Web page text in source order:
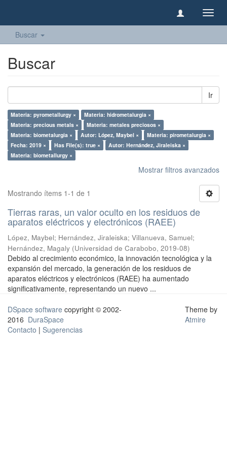
Buscar
Buscar
Ir
Materia: pyrometallurgy ×
Materia: hidrometalurgia ×
Materia: precious metals ×
Materia: metales preciosos ×
Materia: biometalurgia ×
Autor: López, Maybel ×
Materia: pirometalurgia ×
Fecha: 2019 ×
Has File(s): true ×
Autor: Hernández, Jiraleiska ×
Materia: biometallurgy ×
Mostrar filtros avanzados
Mostrando ítems 1-1 de 1
Tierras raras, un valor oculto en los residuos de
aparatos eléctricos y electrónicos (RAEE)
López, Maybel; Hernández, Jiraleiska; Villanueva, Samuel;
Hernández, Magaly (Universidad de Carabobo, 2019-08)
Debido al crecimiento económico, la innovación tecnológica y la
expansión del mercado, la generación de los residuos de
aparatos eléctricos y electrónicos (RAEE) ha aumentado
significativamente, representando un nuevo ...
DSpace software copyright © 2002-
2016 DuraSpace
Contacto | Sugerencias
Theme by
Atmire